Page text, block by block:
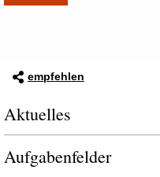
empfehlen
Aktuelles
Aufgabenfelder